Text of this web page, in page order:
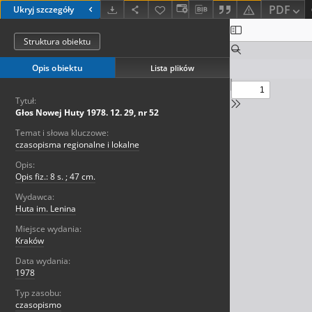
Ukryj szczegóły PDF
Struktura obiektu
Opis obiektu Lista plików
Tytuł:
Głos Nowej Huty 1978. 12. 29, nr 52
Temat i słowa kluczowe:
czasopisma regionalne i lokalne
Opis:
Opis fiz.: 8 s. ; 47 cm.
Wydawca:
Huta im. Lenina
Miejsce wydania:
Kraków
Data wydania:
1978
Typ zasobu:
czasopismo